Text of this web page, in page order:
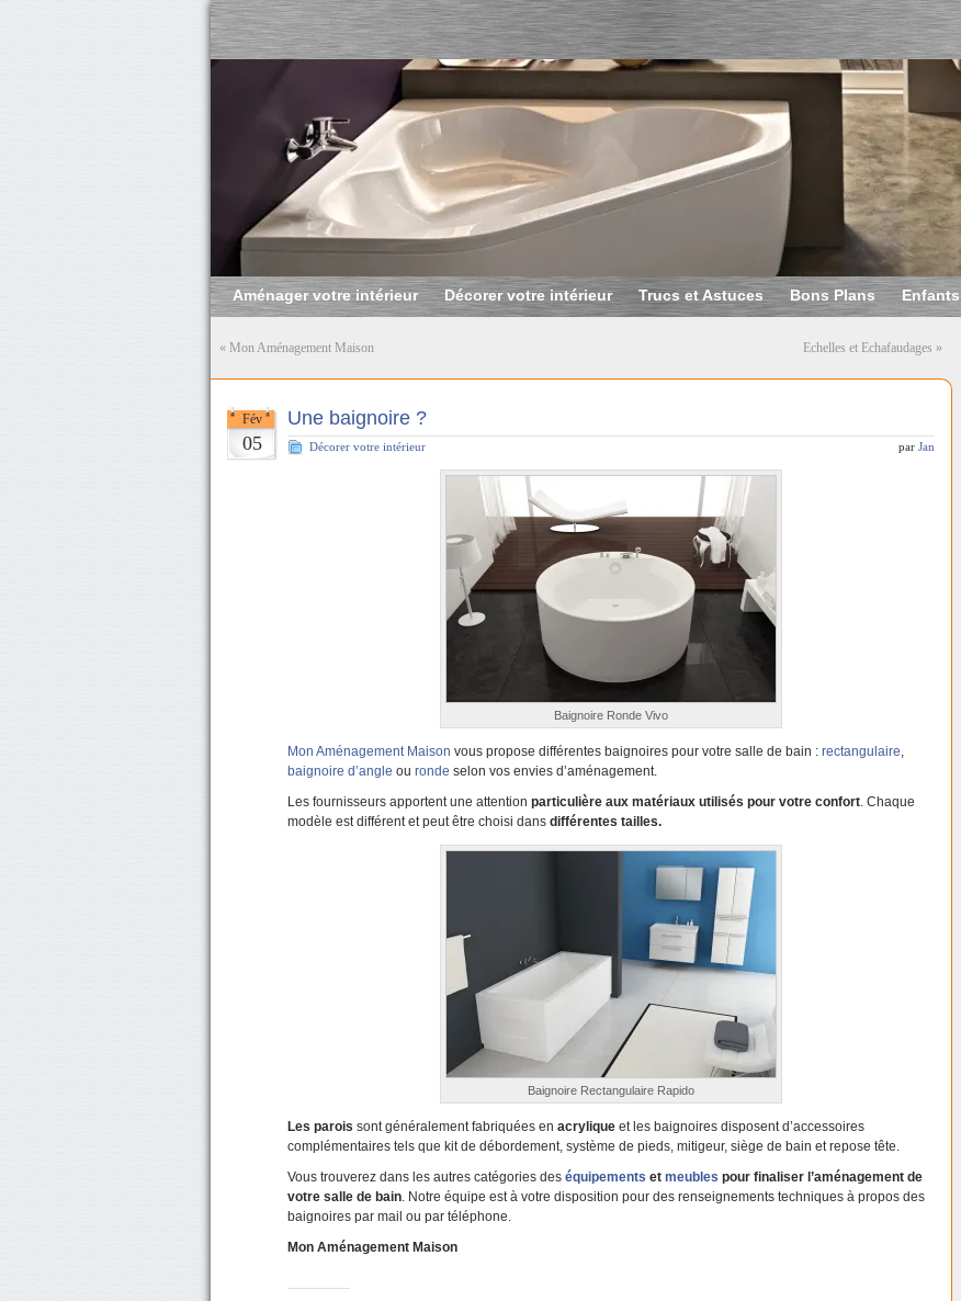
Aménager votre intérieur Décorer votre intérieur Trucs et Astuces Bons Plans Enfants
« Mon Aménagement Maison Echelles et Echafaudages »
Fév
05
Une baignoire ?
Décorer votre intérieur par Jan
Baignoire Ronde Vivo
Mon Aménagement Maison vous propose différentes baignoires pour votre salle de bain : rectangulaire,
baignoire d’angle ou ronde selon vos envies d’aménagement.
Les fournisseurs apportent une attention particulière aux matériaux utilisés pour votre confort. Chaque
modèle est différent et peut être choisi dans différentes tailles.
Baignoire Rectangulaire Rapido
Les parois sont généralement fabriquées en acrylique et les baignoires disposent d’accessoires
complémentaires tels que kit de débordement, système de pieds, mitigeur, siège de bain et repose tête.
Vous trouverez dans les autres catégories des équipements et meubles pour finaliser l’aménagement de
votre salle de bain. Notre équipe est à votre disposition pour des renseignements techniques à propos des
baignoires par mail ou par téléphone.
Mon Aménagement Maison